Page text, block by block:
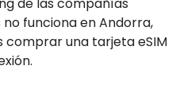
funciona en Andorra,
comprar una tarjeta eSIM